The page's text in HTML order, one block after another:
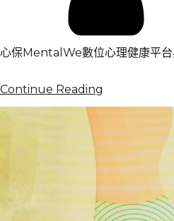
心保MentalWe數位心理健康平台
Continue Reading